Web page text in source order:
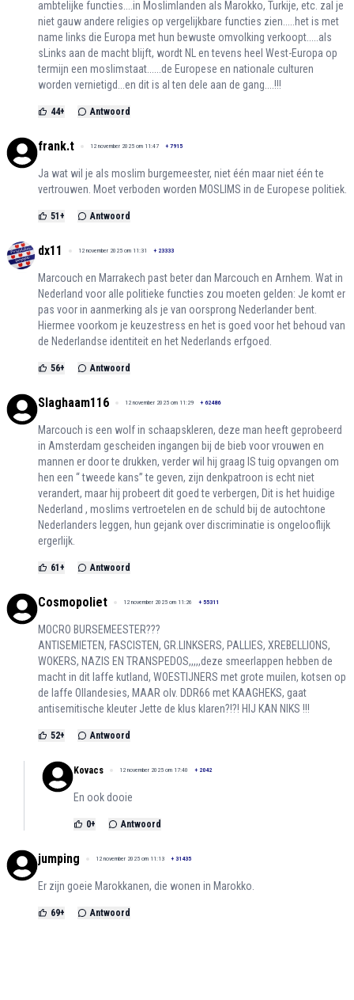
ambtelijke functies....in Moslimlanden als Marokko, Turkije, etc. zal je
niet gauw andere religies op vergelijkbare functies zien.....het is met
name links die Europa met hun bewuste omvolking verkoopt.....als
sLinks aan de macht blijft, wordt NL en tevens heel West-Europa op
termijn een moslimstaat......de Europese en nationale culturen
worden vernietigd...en dit is al ten dele aan de gang....!!!
44+ Antwoord
frank.t 12 november 2025 om 11:47 + 7915
Ja wat wil je als moslim burgemeester, niet één maar niet één te
vertrouwen. Moet verboden worden MOSLIMS in de Europese politiek.
51 + Antwoord
dx11 12 november 2025 om 11:31 + 23333
Marcouch en Marrakech past beter dan Marcouch en Arnhem. Wat in
Nederland voor alle politieke functies zou moeten gelden: Je komt er
pas voor in aanmerking als je van oorsprong Nederlander bent.
Hiermee voorkom je keuzestress en het is goed voor het behoud van
de Nederlandse identiteit en het Nederlands erfgoed.
56+ Antwoord
Slaghaam116 12 november 2025 om 11:29 + 62486
Marcouch is een wolf in schaapskleren, deze man heeft geprobeerd
in Amsterdam gescheiden ingangen bij de bieb voor vrouwen en
mannen er door te drukken, verder wil hij graag IS tuig opvangen om
hen een “ tweede kans” te geven, zijn denkpatroon is echt niet
verandert, maar hij probeert dit goed te verbergen, Dit is het huidige
Nederland , moslims vertroetelen en de schuld bij de autochtone
Nederlanders leggen, hun gejank over discriminatie is ongelooflijk
ergerlijk.
61 + Antwoord
Cosmopoliet 12 november 2025 om 11:26 + 55311
MOCRO BURSEMEESTER???
ANTISEMIETEN, FASCISTEN, GR.LINKSERS, PALLIES, XREBELLIONS,
WOKERS, NAZIS EN TRANSPEDOS,,,,,deze smeerlappen hebben de
macht in dit laffe kutland, WOESTIJNERS met grote muilen, kotsen op
de laffe Ollandesies, MAAR olv. DDR66 met KAAGHEKS, gaat
antisemitische kleuter Jette de klus klaren?!?! HIJ KAN NIKS !!!
52+ Antwoord
Kovacs 12 november 2025 om 17:40 + 2042
En ook dooie
0+ Antwoord
jumping 12 november 2025 om 11:13 + 31435
Er zijn goeie Marokkanen, die wonen in Marokko.
69+ Antwoord